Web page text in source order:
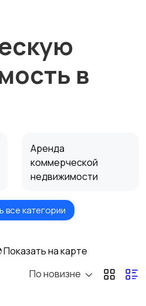
в
Аренда
коммерческой
недвижимости
все категории
Показать на карте
По новизне